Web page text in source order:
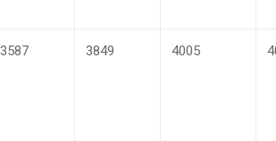
3587 3849 4005